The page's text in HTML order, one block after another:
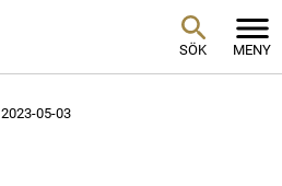
SÖK MENY
2023-05-03